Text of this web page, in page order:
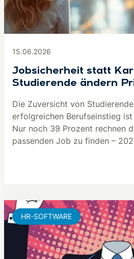
15.06.2026
Jobsicherheit statt
Studierende ändern
Die Zuversicht von
erfolgreichen Berufseinstieg
Nur noch 39 Prozent rechnen
passenden Job zu finden –
HR-SOFTWARE